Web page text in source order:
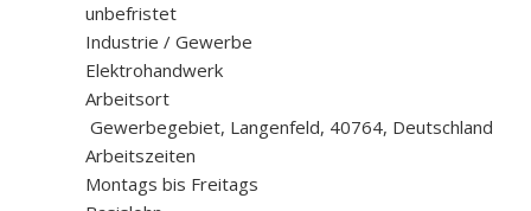
unbefristet
Industrie / Gewerbe
Elektrohandwerk
Arbeitsort
Gewerbegebiet, Langenfeld, 40764, Deutschland
Arbeitszeiten
Montags bis Freitags